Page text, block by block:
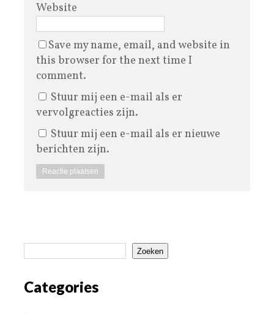
Website
Save my name, email, and website in
this browser for the next time I
comment.
Stuur mij een e-mail als er
vervolgreacties zijn.
Stuur mij een e-mail als er nieuwe
berichten zijn.
Zoeken
Categories